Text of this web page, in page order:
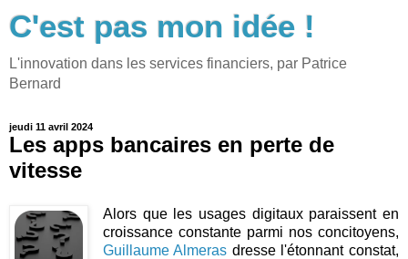
C'est pas mon idée !
L'innovation dans les services financiers, par Patrice
Bernard
jeudi 11 avril 2024
Les apps bancaires en perte de
vitesse
Alors que les usages digitaux paraissent en
croissance constante parmi nos concitoyens,
Guillaume Almeras dresse l'étonnant constat,